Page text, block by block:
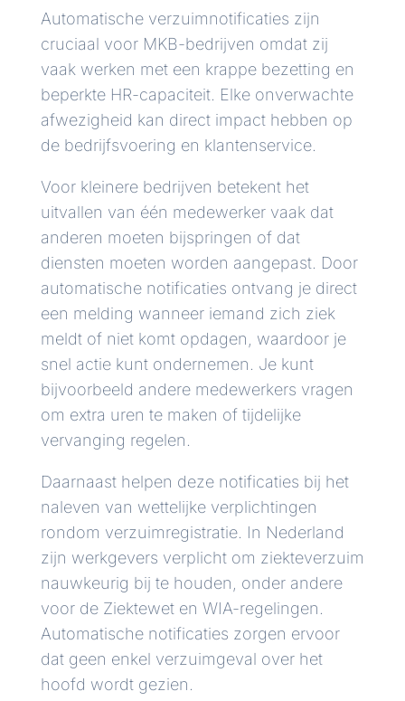
Automatische verzuimnotificaties zijn
cruciaal voor MKB-bedrijven omdat zij
vaak werken met een krappe bezetting en
beperkte HR-capaciteit. Elke onverwachte
afwezigheid kan direct impact hebben op
de bedrijfsvoering en klantenservice.
Voor kleinere bedrijven betekent het
uitvallen van één medewerker vaak dat
anderen moeten bijspringen of dat
diensten moeten worden aangepast. Door
automatische notificaties ontvang je direct
een melding wanneer iemand zich ziek
meldt of niet komt opdagen, waardoor je
snel actie kunt ondernemen. Je kunt
bijvoorbeeld andere medewerkers vragen
om extra uren te maken of tijdelijke
vervanging regelen.
Daarnaast helpen deze notificaties bij het
naleven van wettelijke verplichtingen
rondom verzuimregistratie. In Nederland
zijn werkgevers verplicht om ziekteverzuim
nauwkeurig bij te houden, onder andere
voor de Ziektewet en WIA-regelingen.
Automatische notificaties zorgen ervoor
dat geen enkel verzuimgeval over het
hoofd wordt gezien.